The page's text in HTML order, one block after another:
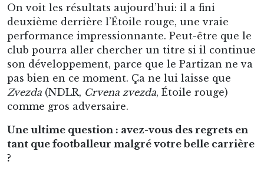
On voit les résultats aujourd’hui: il a fini
deuxième derrière l’Étoile rouge, une vraie
performance impressionnante. Peut-être que le
club pourra aller chercher un titre si il continue
son développement, parce que le Partizan ne va
pas bien en ce moment. Ça ne lui laisse que
Zvezda (NDLR, Crvena zvezda, Étoile rouge)
comme gros adversaire.
Une ultime question : avez-vous des regrets en
tant que footballeur malgré votre belle carrière
?